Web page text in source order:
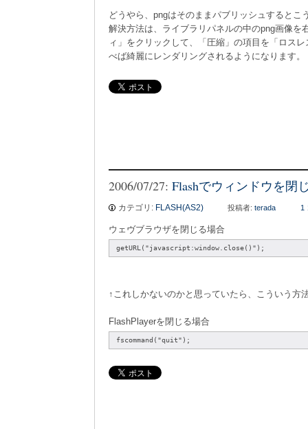
どうやら、pngはそのままパブリッシュするとこ
解決方法は、ライブラリパネルの中のpng画像を
ィ」をクリックして、「圧縮」の項目を「ロス
べば綺麗にレンダリングされるようになります。
2006/07/27: Flashでウィンドウを閉
カテゴリ: FLASH(AS2) 投稿者: terada 1
ウェヴブラウザを閉じる場合
getURL("javascript:window.close()");
↑これしかないのかと思っていたら、こういう方
FlashPlayerを閉じる場合
fscommand("quit");